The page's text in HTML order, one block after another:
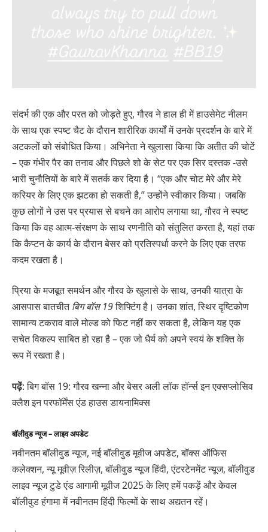
संदर्भ की एक और परत को जोड़ते हुए, गौरव ने हाल ही में हाउसेमेट नीलम
के साथ एक स्पष्ट चैट के दौरान शारीरिक कार्यों में उनके प्रदर्शन के बारे में
अटकलों को संबोधित किया। अभिनेता ने खुलासा किया कि अतीत की चोटें
– एक गंभीर पैर का तनाव और पिछले शो के सेट पर एक सिर दस्तक -उसे
भारी चुनौतियों के बारे में सतर्क कर दिया है। “एक और चोट मेरे और मेरे
करियर के लिए एक झटका हो सकती है,” उन्होंने स्वीकार किया। जबकि
कुछ लोगों ने उस पर प्रयास से बचने का आरोप लगाया था, गौरव ने स्पष्ट
किया कि वह आत्म-संरक्षण के साथ रणनीति को संतुलित करता है, यहां तक
​​कि कैप्टन के कार्य के दौरान बेसर को प्रतिस्पर्धा करने के लिए एक तरफ
कदम रखता है।
प्रिया के मजबूत समर्थन और गौरव के खुलासे के साथ, उनकी यात्रा के
आसपास बातचीतबिग बॉस 19शिफ्टिंग है। उनका शांत, स्थिर दृष्टिकोण
सामान्य टकराव वाले मोल्ड को फिट नहीं कर सकता है, लेकिन यह एक
सचेत विकल्प साबित हो रहा है – एक जो धैर्य को अपने स्वयं के शक्ति के
रूप में रखता है।
पढ़ें: बिग बॉस 19: गौरव खन्ना और बेसर अली लॉक हॉर्न्स इन एक्सप्लोसिव
क्लैश इन परफॉर्मेंस एंड हाउस डायनामिक्स
बॉलीवुड न्यूज – लाइव अपडेट
नवीनतम बॉलीवुड न्यूज, नई बॉलीवुड मूवीज अपडेट, बॉक्स ऑफिस
कलेक्शन, न्यू मूवीज़ रिलीज़, बॉलीवुड न्यूज हिंदी, एंटरटेनमेंट न्यूज, बॉलीवुड
लाइव न्यूज टुडे एंड आगामी मूवीज 2025 के लिए हमें पकड़ें और केवल
बॉलीवुड हंगामा में नवीनतम हिंदी फिल्मों के साथ अद्यतन रहें।